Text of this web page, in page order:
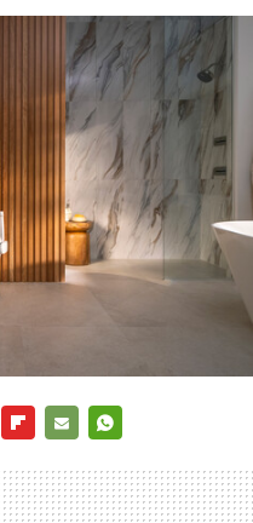
MAIL